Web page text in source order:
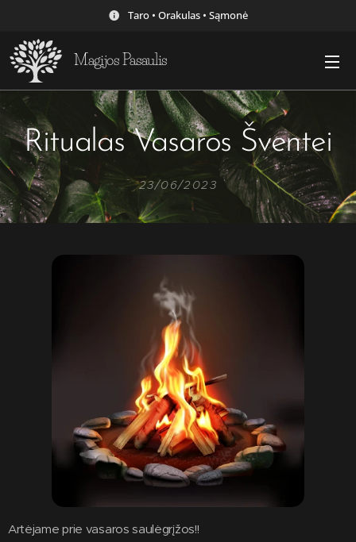
Taro • Orakulas • Sąmonė
Magijos Pasaulis
Ritualas Vasaros Šventei
23/06/2023
Artėjame prie vasaros saulėgrįžos!!